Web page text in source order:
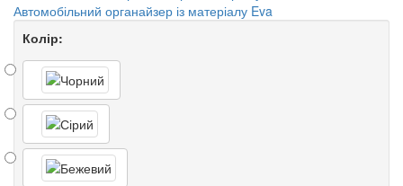
Автомобільний органайзер із матеріалу Eva
Колір: